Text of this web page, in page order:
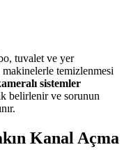
tuvalet ve yer
makinelerle temizlenmesi
sistemler
belirlenir ve sorunun
Kanal Açma